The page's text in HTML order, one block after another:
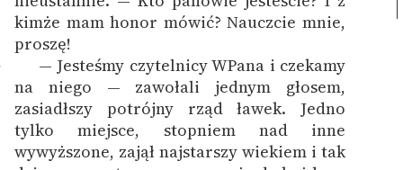
kimże mam honor mówić? Nauczcie mnie,
proszę!
— Jesteśmy czytelnicy WPana i czekamy
na niego — zawołali jednym głosem,
zasiadłszy potrójny rząd ławek. Jedno
tylko miejsce, stopniem nad inne
wywyższone, zajął najstarszy wiekiem i tak